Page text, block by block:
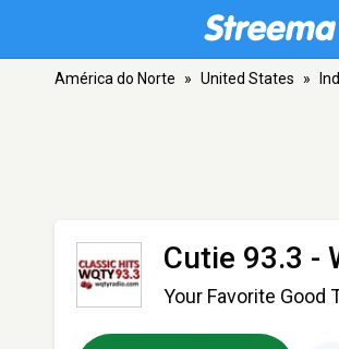
América do Norte » United States »
Cutie 93.3 -
Your Favorite Good